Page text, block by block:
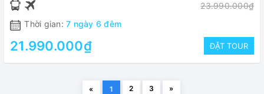
23.990.000₫
Thời gian: 7 ngày 6 đêm
21.990.000₫ ĐẶT TOUR
« 1 2 3 »